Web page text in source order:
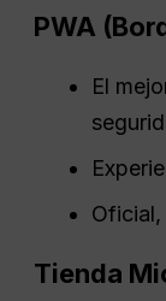
PWA (
El
Tienda